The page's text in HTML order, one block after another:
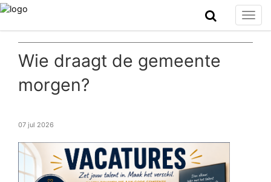
Wie draagt de gemeente
morgen?
07 jul 2026